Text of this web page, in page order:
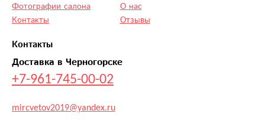
Контакты
Доставка в Черногорске
+7-961-745-00-02
mircvetov2019@yandex.ru
Фотографии салона
Контакты
О нас
Отзывы